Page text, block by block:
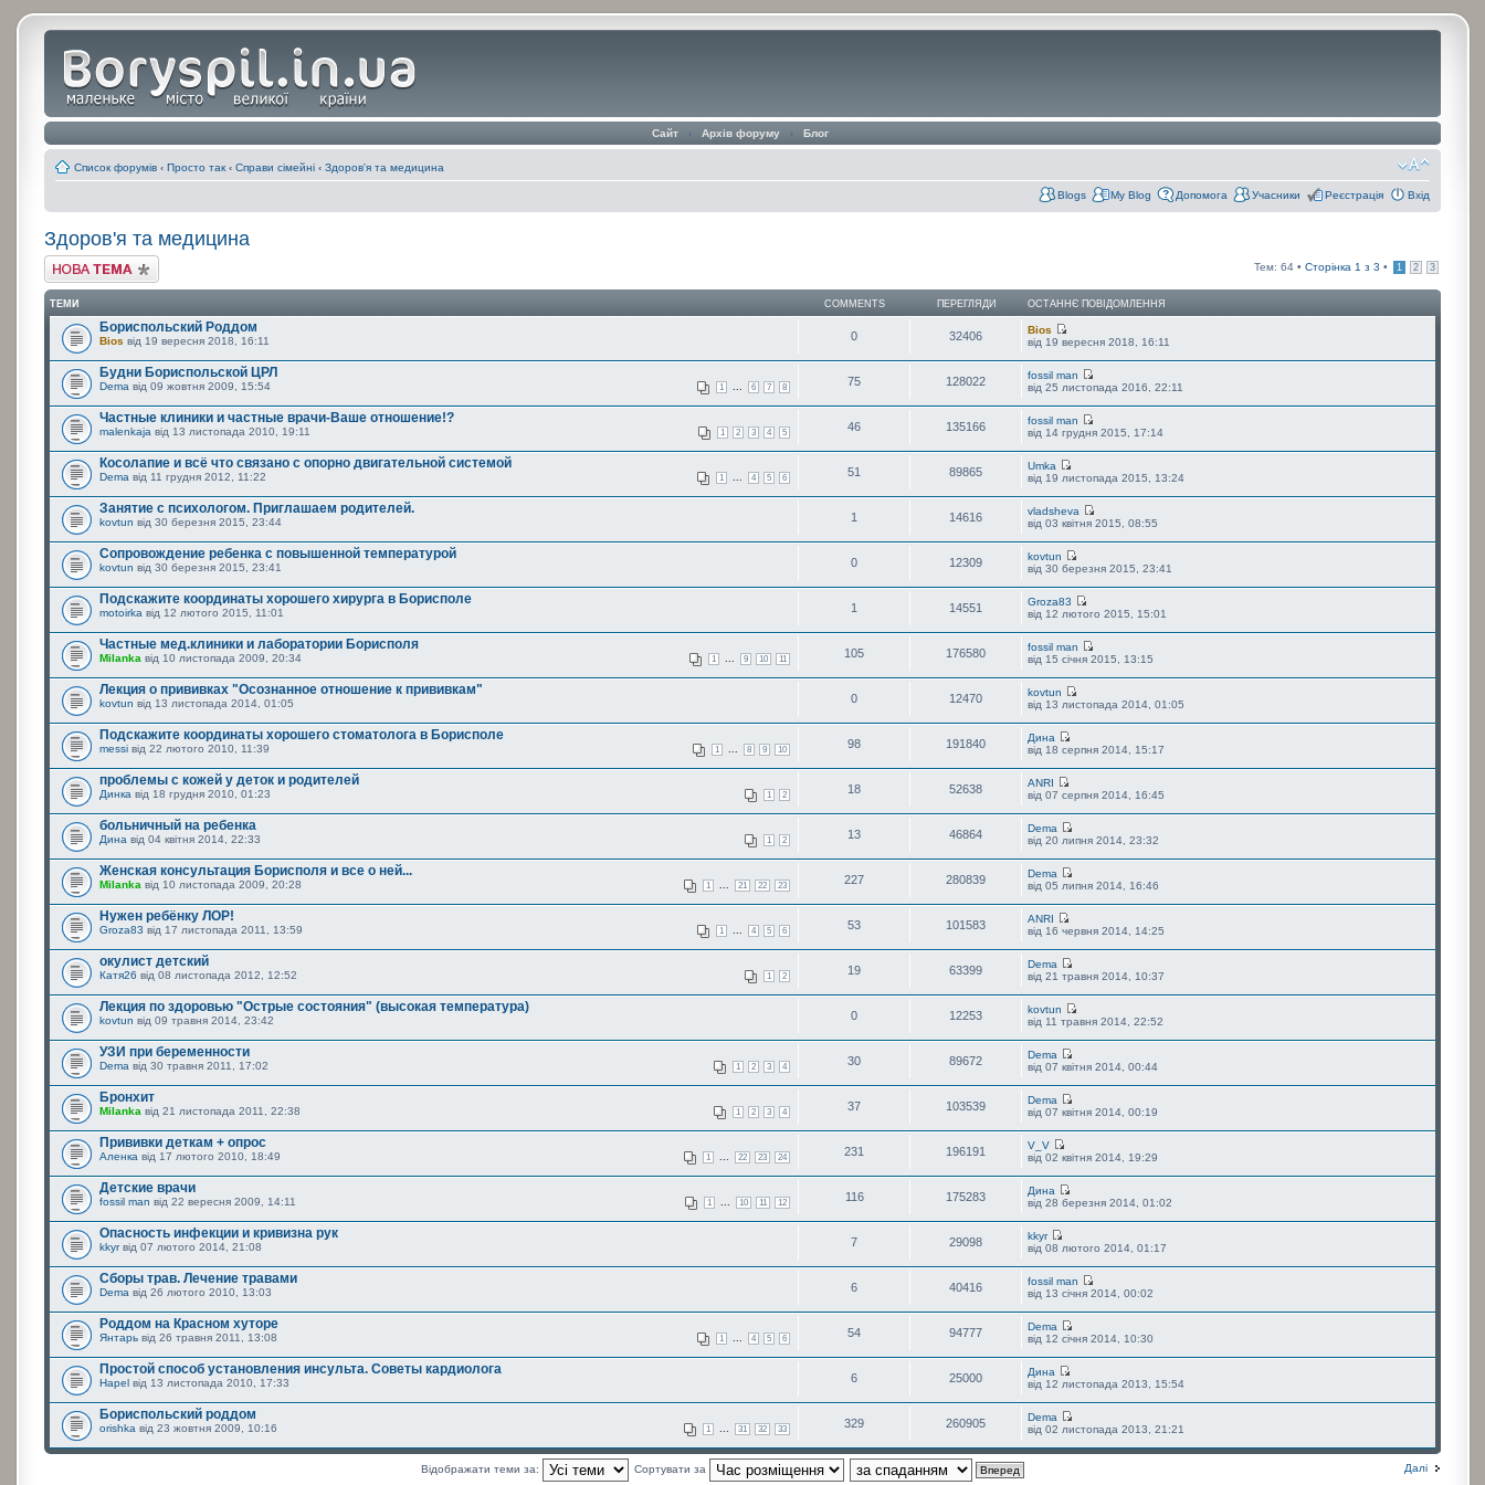
Сайт ‹ Архів форуму ‹ Блог
Список форумів ‹ Просто так ‹ Справи сімейні ‹ Здоров'я та медицина
Blogs My Blog Допомога Учасники Реєстрація Вхід
Здоров'я та медицина
Створити нову тему Тем: 64 • Сторінка 1 з 3 • 1 2 3
ТЕМИ COMMENTS ПЕРЕГЛЯДИ ОСТАННЄ ПОВІДОМЛЕННЯ
Бориспольский Роддом
Bios від 19 вересня 2018, 16:11 0 32406
Bios
від 19 вересня 2018, 16:11
Будни Бориспольской ЦРЛ
1 6 7 8
Dema від 09 жовтня 2009, 15:54 75 128022
fossil man
від 25 листопада 2016, 22:11
Частные клиники и частные врачи-Ваше отношение!?
1 2 3 4 5
malenkaja від 13 листопада 2010, 19:11 46 135166
fossil man
від 14 грудня 2015, 17:14
Косолапие и всё что связано с опорно двигательной системой
1 4 5 6
Dema від 11 грудня 2012, 11:22 51 89865
Umka
від 19 листопада 2015, 13:24
Занятие с психологом. Приглашаем родителей.
kovtun від 30 березня 2015, 23:44 1 14616
vladsheva
від 03 квітня 2015, 08:55
Сопровождение ребенка с повышенной температурой
kovtun від 30 березня 2015, 23:41 0 12309
kovtun
від 30 березня 2015, 23:41
Подскажите координаты хорошего хирурга в Борисполе
motoirka від 12 лютого 2015, 11:01 1 14551
Groza83
від 12 лютого 2015, 15:01
Частные мед.клиники и лаборатории Борисполя
1 9 10 11
Milanka від 10 листопада 2009, 20:34 105 176580
fossil man
від 15 січня 2015, 13:15
Лекция о прививках "Осознанное отношение к прививкам"
kovtun від 13 листопада 2014, 01:05 0 12470
kovtun
від 13 листопада 2014, 01:05
Подскажите координаты хорошего стоматолога в Борисполе
1 8 9 10
messi від 22 лютого 2010, 11:39 98 191840
Дина
від 18 серпня 2014, 15:17
проблемы с кожей у деток и родителей
1 2
Динка від 18 грудня 2010, 01:23 18 52638
ANRI
від 07 серпня 2014, 16:45
больничный на ребенка
1 2
Дина від 04 квітня 2014, 22:33 13 46864
Dema
від 20 липня 2014, 23:32
Женская консультация Борисполя и все о ней...
1 21 22 23
Milanka від 10 листопада 2009, 20:28 227 280839
Dema
від 05 липня 2014, 16:46
Нужен ребёнку ЛОР!
1 4 5 6
Groza83 від 17 листопада 2011, 13:59 53 101583
ANRI
від 16 червня 2014, 14:25
окулист детский
1 2
Катя26 від 08 листопада 2012, 12:52 19 63399
Dema
від 21 травня 2014, 10:37
Лекция по здоровью "Острые состояния" (высокая температура)
kovtun від 09 травня 2014, 23:42 0 12253
kovtun
від 11 травня 2014, 22:52
УЗИ при беременности
1 2 3 4
Dema від 30 травня 2011, 17:02 30 89672
Dema
від 07 квітня 2014, 00:44
Бронхит
1 2 3 4
Milanka від 21 листопада 2011, 22:38 37 103539
Dema
від 07 квітня 2014, 00:19
Прививки деткам + опрос
1 22 23 24
Аленка від 17 лютого 2010, 18:49 231 196191
V_V
від 02 квітня 2014, 19:29
Детские врачи
1 10 11 12
fossil man від 22 вересня 2009, 14:11 116 175283
Дина
від 28 березня 2014, 01:02
Опасность инфекции и кривизна рук
kkyrвід 07 лютого 2014, 21:08 7 29098
kkyr
від 08 лютого 2014, 01:17
Сборы трав. Лечение травами
Dema від 26 лютого 2010, 13:03 6 40416
fossil man
від 13 січня 2014, 00:02
Роддом на Красном хуторе
1 4 5 6
Янтарь від 26 травня 2011, 13:08 54 94777
Dema
від 12 січня 2014, 10:30
Простой способ установления инсульта. Советы кардиолога
Hapel від 13 листопада 2010, 17:33 6 25000
Дина
від 12 листопада 2013, 15:54
Бориспольский роддом
1 31 32 33
orishka від 23 жовтня 2009, 10:16 329 260905
Dema
від 02 листопада 2013, 21:21
Далі
Відображати теми за: Сортувати за